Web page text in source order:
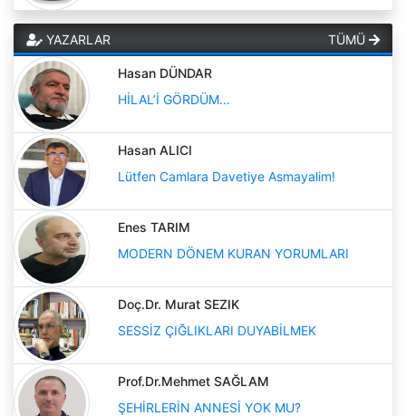
YAZARLAR TÜMÜ
Hasan DÜNDAR
HİLAL’İ GÖRDÜM…
Hasan ALICI
Lütfen Camlara Davetiye Asmayalim!
Enes TARIM
MODERN DÖNEM KURAN YORUMLARI
Doç.Dr. Murat SEZIK
SESSİZ ÇIĞLIKLARI DUYABİLMEK
Prof.Dr.Mehmet SAĞLAM
ŞEHİRLERİN ANNESİ YOK MU?